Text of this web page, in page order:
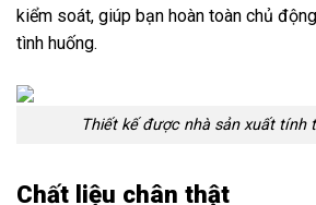
kiểm soát, giúp bạn hoàn toàn chủ
tình huống.
Thiết kế được nhà sản xuất tính
Chất liệu chân thật